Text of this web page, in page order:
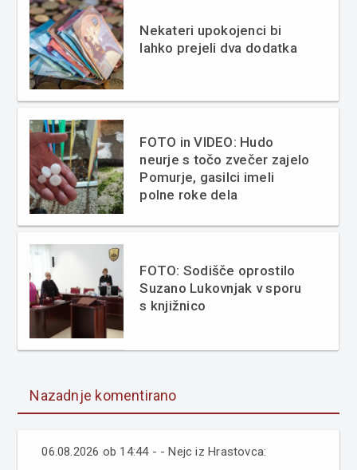
Nekateri upokojenci bi
lahko prejeli dva dodatka
FOTO in VIDEO: Hudo
neurje s točo zvečer zajelo
Pomurje, gasilci imeli
polne roke dela
FOTO: Sodišče oprostilo
Suzano Lukovnjak v sporu
s knjižnico
Nazadnje komentirano
06.08.2026 ob 14:44 - - Nejc iz Hrastovca: